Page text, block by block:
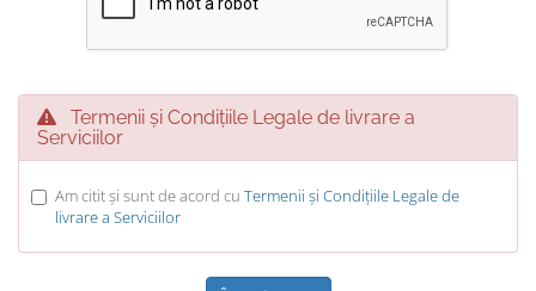
Termenii și Condițiile Legale de livrare a
Serviciilor
Am citit și sunt de acord cu Termenii și Condițiile Legale de
livrare a Serviciilor